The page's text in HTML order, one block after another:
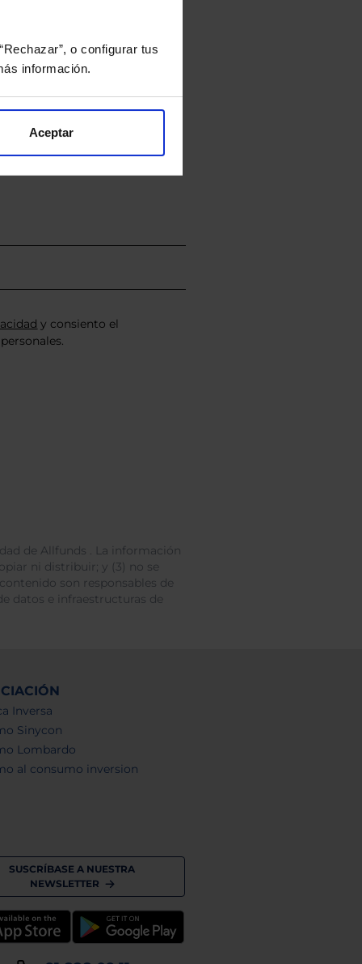
o configurar tus
información.
Aceptar
y consiento el
de Allfunds . La información
ni distribuir; y (3) no se
son responsables de
datos e infraestructuras de
Inversa
Sinycon
Lombardo
al consumo inversion
SUSCRÍBASE A NUESTRA
NEWSLETTER